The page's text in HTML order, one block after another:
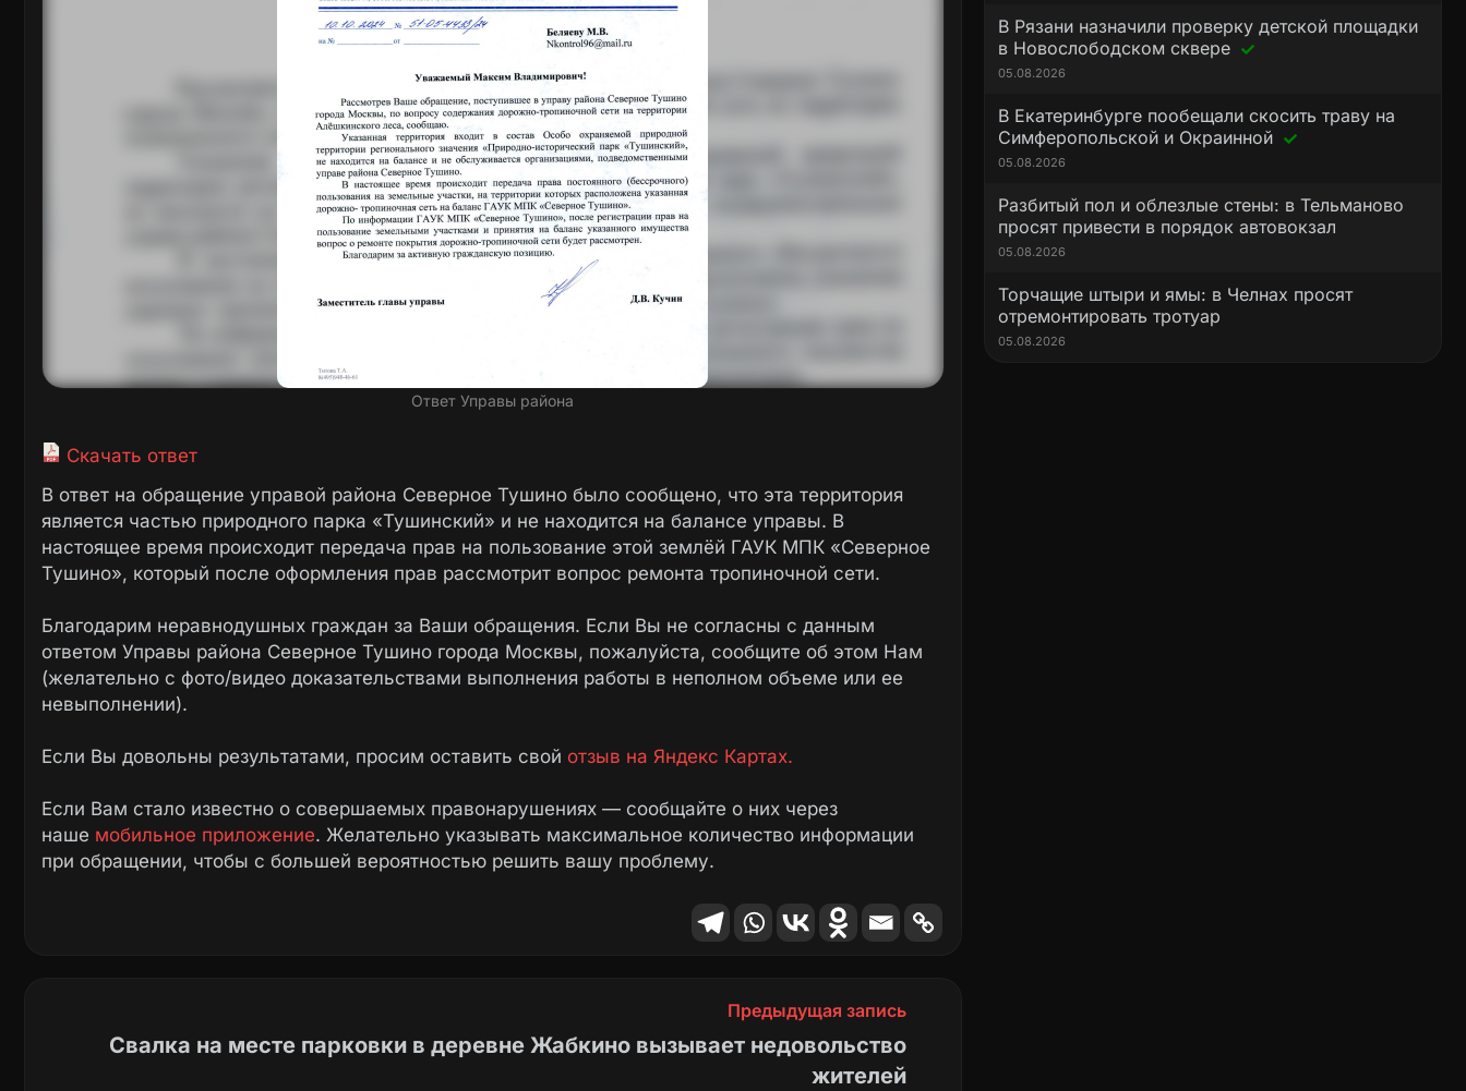
Ответ Управы района
Скачать ответ
В ответ на обращение управой района Северное Тушино было сообщено, что эта территория
является частью природного парка «Тушинский» и не находится на балансе управы. В
настоящее время происходит передача прав на пользование этой землёй ГАУК МПК «Северное
Тушино», который после оформления прав рассмотрит вопрос ремонта тропиночной сети.
Благодарим неравнодушных граждан за Ваши обращения. Если Вы не согласны с данным
ответом Управы района Северное Тушино города Москвы, пожалуйста, сообщите об этом Нам
(желательно с фото/видео доказательствами выполнения работы в неполном объеме или ее
невыполнении).
Если Вы довольны результатами, просим оставить свой отзыв на Яндекс Картах.
Если Вам стало известно о совершаемых правонарушениях — сообщайте о них через
наше мобильное приложение. Желательно указывать максимальное количество информации
при обращении, чтобы с большей вероятностью решить вашу проблему.
Предыдущая запись
Свалка на месте парковки в деревне Жабкино вызывает недовольство
жителей
В Рязани назначили проверку детской площадки
в Новослободском сквере
05.08.2026
В Екатеринбурге пообещали скосить траву на
Симферопольской и Окраинной
05.08.2026
Разбитый пол и облезлые стены: в Тельманово
просят привести в порядок автовокзал
05.08.2026
Торчащие штыри и ямы: в Челнах просят
отремонтировать тротуар
05.08.2026